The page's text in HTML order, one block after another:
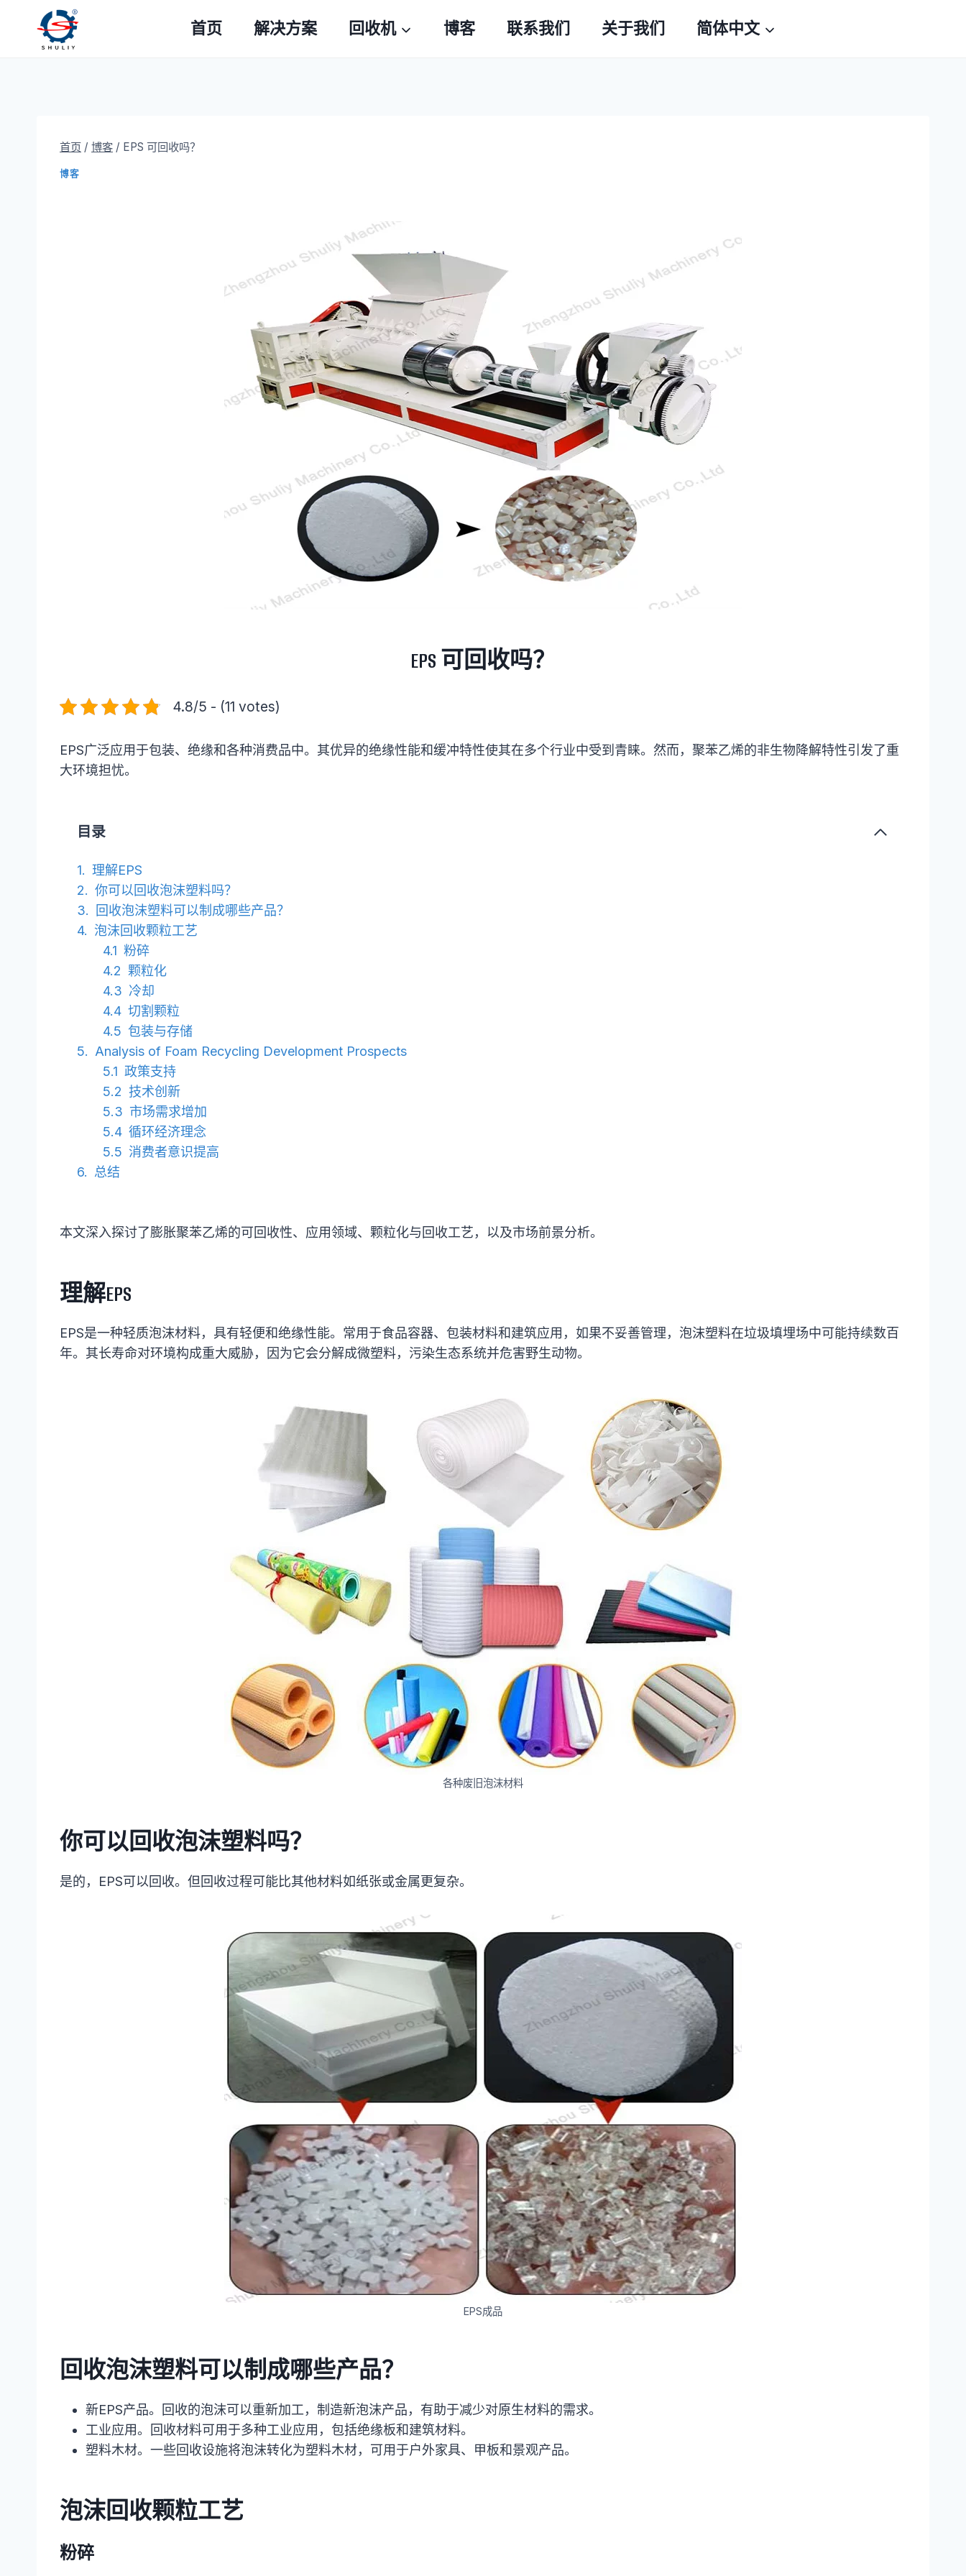
首页 解决方案 回收机 博客 联系我们 关于我们 简体中文
首页 / 博客 / EPS 可回收吗？
博客
EPS 可回收吗？
4.8/5 - (11 votes)
EPS广泛应用于包装、绝缘和各种消费品中。其优异的绝缘性能和缓冲特性使其在多个行业中受到青睐。然而，聚苯乙烯的非生物降解特性引发了重
大环境担忧。
目录
理解EPS
你可以回收泡沫塑料吗？
回收泡沫塑料可以制成哪些产品？
泡沫回收颗粒工艺
粉碎
颗粒化
冷却
切割颗粒
包装与存储
Analysis of Foam Recycling Development Prospects
政策支持
技术创新
市场需求增加
循环经济理念
消费者意识提高
总结
本文深入探讨了膨胀聚苯乙烯的可回收性、应用领域、颗粒化与回收工艺，以及市场前景分析。
理解EPS
EPS是一种轻质泡沫材料，具有轻便和绝缘性能。常用于食品容器、包装材料和建筑应用，如果不妥善管理，泡沫塑料在垃圾填埋场中可能持续数百
年。其长寿命对环境构成重大威胁，因为它会分解成微塑料，污染生态系统并危害野生动物。
各种废旧泡沫材料
你可以回收泡沫塑料吗？
是的，EPS可以回收。但回收过程可能比其他材料如纸张或金属更复杂。
EPS成品
回收泡沫塑料可以制成哪些产品？
新EPS产品。回收的泡沫可以重新加工，制造新泡沫产品，有助于减少对原生材料的需求。
工业应用。回收材料可用于多种工业应用，包括绝缘板和建筑材料。
塑料木材。一些回收设施将泡沫转化为塑料木材，可用于户外家具、甲板和景观产品。
泡沫回收颗粒工艺
粉碎